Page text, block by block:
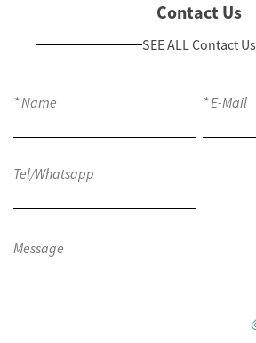
Contact Us
SEE ALL Contact Us